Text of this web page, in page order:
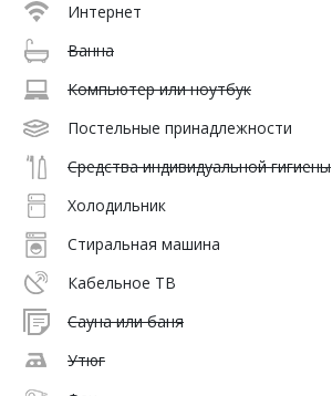
Интернет
Ванна
Компьютер или ноутбук
Постельные принадлежности
Средства индивидуальной гигиены
Холодильник
Стиральная машина
Кабельное ТВ
Сауна или баня
Утюг